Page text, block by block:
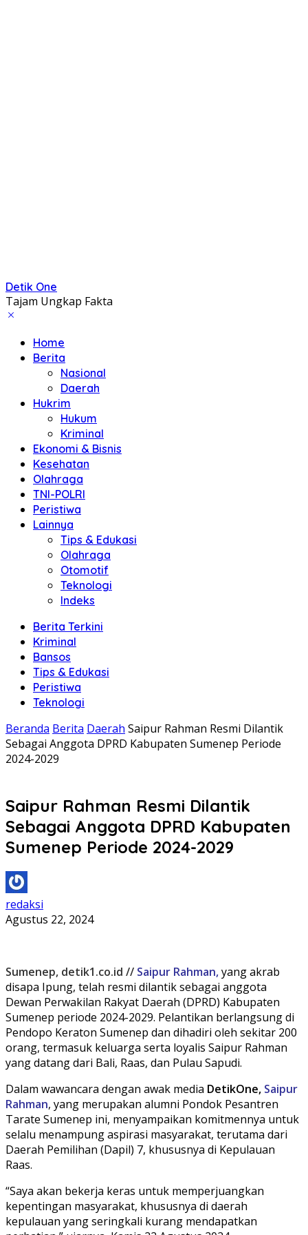
Detik One
Tajam Ungkap Fakta
Home
Berita
Nasional
Daerah
Hukrim
Hukum
Kriminal
Ekonomi & Bisnis
Kesehatan
Olahraga
TNI-POLRI
Peristiwa
Lainnya
Tips & Edukasi
Olahraga
Otomotif
Teknologi
Indeks
Berita Terkini
Kriminal
Bansos
Tips & Edukasi
Peristiwa
Teknologi
Beranda Berita Daerah Saipur Rahman Resmi Dilantik
Sebagai Anggota DPRD Kabupaten Sumenep Periode
2024-2029
Saipur Rahman Resmi Dilantik
Sebagai Anggota DPRD Kabupaten
Sumenep Periode 2024-2029
redaksi
Agustus 22, 2024
Sumenep, detik1.co.id // Saipur Rahman,yang akrab
disapa Ipung, telah resmi dilantik sebagai anggota
Dewan Perwakilan Rakyat Daerah (DPRD) Kabupaten
Sumenep periode 2024-2029. Pelantikan berlangsung di
Pendopo Keraton Sumenep dan dihadiri oleh sekitar 200
orang, termasuk keluarga serta loyalis Saipur Rahman
yang datang dari Bali, Raas, dan Pulau Sapudi.
Dalam wawancara dengan awak media DetikOne, Saipur
Rahman, yang merupakan alumni Pondok Pesantren
Tarate Sumenep ini, menyampaikan komitmennya untuk
selalu menampung aspirasi masyarakat, terutama dari
Daerah Pemilihan (Dapil) 7, khususnya di Kepulauan
Raas.
“Saya akan bekerja keras untuk memperjuangkan
kepentingan masyarakat, khususnya di daerah
kepulauan yang seringkali kurang mendapatkan